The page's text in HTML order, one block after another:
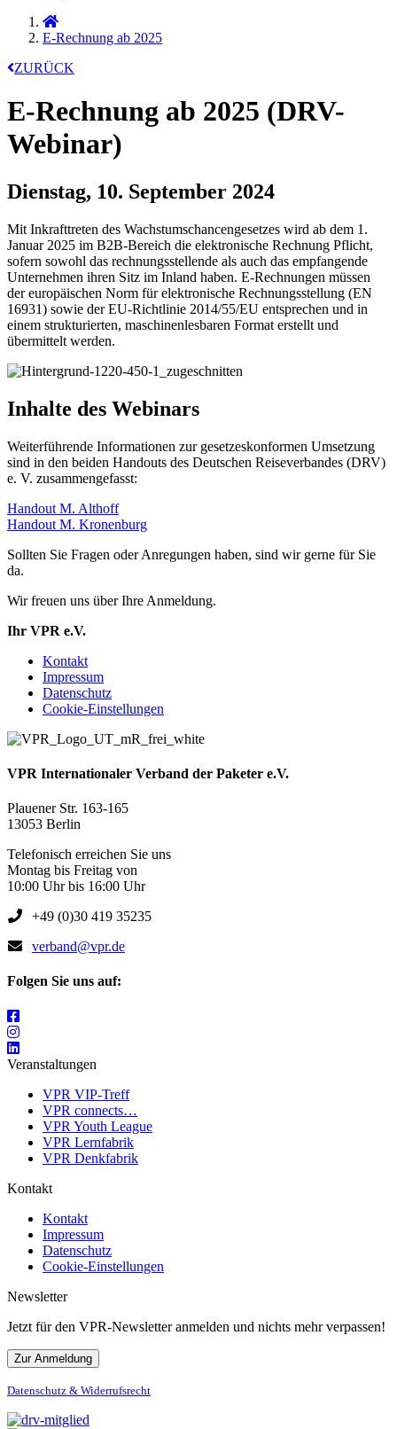
E-Rechnung ab 2025
ZURÜCK
E-Rechnung ab 2025 (DRV-
Webinar)
Dienstag, 10. September 2024
Mit Inkrafttreten des Wachstumschancengesetzes wird ab dem 1.
Januar 2025 im B2B-Bereich die elektronische Rechnung Pflicht,
sofern sowohl das rechnungsstellende als auch das empfangende
Unternehmen ihren Sitz im Inland haben. E-Rechnungen müssen
der europäischen Norm für elektronische Rechnungsstellung (EN
16931) sowie der EU-Richtlinie 2014/55/EU entsprechen und in
einem strukturierten, maschinenlesbaren Format erstellt und
übermittelt werden.
Inhalte des Webinars
Weiterführende Informationen zur gesetzeskonformen Umsetzung
sind in den beiden Handouts des Deutschen Reiseverbandes (DRV)
e. V. zusammengefasst:
Handout M. Althoff
Handout M. Kronenburg
Sollten Sie Fragen oder Anregungen haben, sind wir gerne für Sie
da.
Wir freuen uns über Ihre Anmeldung.
Ihr VPR e.V.
Kontakt
Impressum
Datenschutz
Cookie-Einstellungen
VPR Internationaler Verband der Paketer e.V.
Plauener Str. 163-165
13053 Berlin
Telefonisch erreichen Sie uns
Montag bis Freitag von
10:00 Uhr bis 16:00 Uhr
+49 (0)30 419 35235
verband@vpr.de
Folgen Sie uns auf:
Veranstaltungen
VPR VIP-Treff
VPR connects…
VPR Youth League
VPR Lernfabrik
VPR Denkfabrik
Kontakt
Kontakt
Impressum
Datenschutz
Cookie-Einstellungen
Newsletter
Jetzt für den VPR-Newsletter anmelden und nichts mehr verpassen!
Zur Anmeldung
Datenschutz & Widerrufsrecht